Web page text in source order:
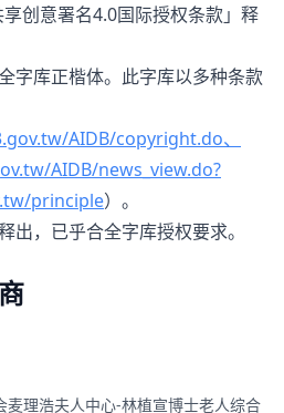
享创意署名4.0国际授权条款」释
字库正楷体。此字库以多种条款
AIDB/copyright.do、
AIDB/news_view.do?
principle）。
出，已乎合全字库授权要求。
麦理浩夫人中心-林植宣博士老人综合